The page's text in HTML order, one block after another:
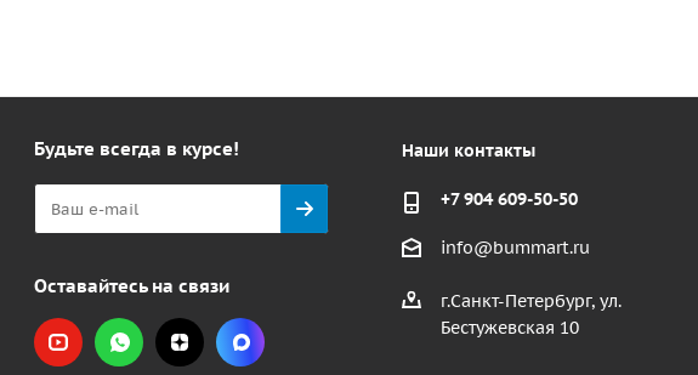
Будьте всегда в курсе!
Оставайтесь на связи
Наши контакты
+7 904 609-50-50
info@bummart.ru
г.Санкт-Петербург, ул.
Бестужевская 10